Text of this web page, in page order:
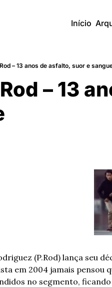
Início
– 13 anos de asfalto, suor e
– 13
(P.Rod) lança seu
em 2004 jamais pensou
no segmento,